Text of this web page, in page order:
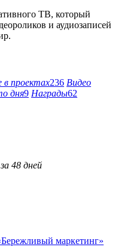
ТВ, который
и аудиозаписей
в проектах236 Видео
дня9 Награды62
48 дней
маркетинг»